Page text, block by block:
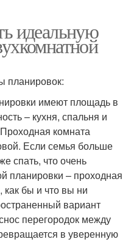
идеальную
планировок:
имеют площадь в
– кухня, спальня и
Проходная комната
Если семья больше
спать, что очень
планировки – проходная
как бы и что вы ни
вариант
перегородок между
в уверенную